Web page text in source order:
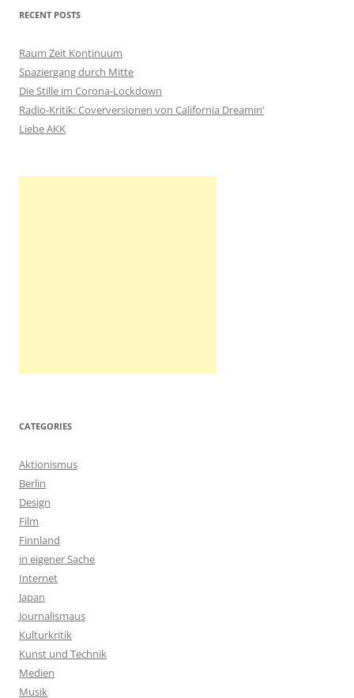
h
n
n
a
c
h
RECENT POSTS
Raum Zeit Kontinuum
Spaziergang durch Mitte
Die Stille im Corona-Lockdown
Radio-Kritik: Coverversionen von California Dreamin‘
Liebe AKK
CATEGORIES
Aktionismus
Berlin
Design
Film
Finnland
in eigener Sache
Internet
Japan
Journalismaus
Kulturkritik
Kunst und Technik
Medien
Musik